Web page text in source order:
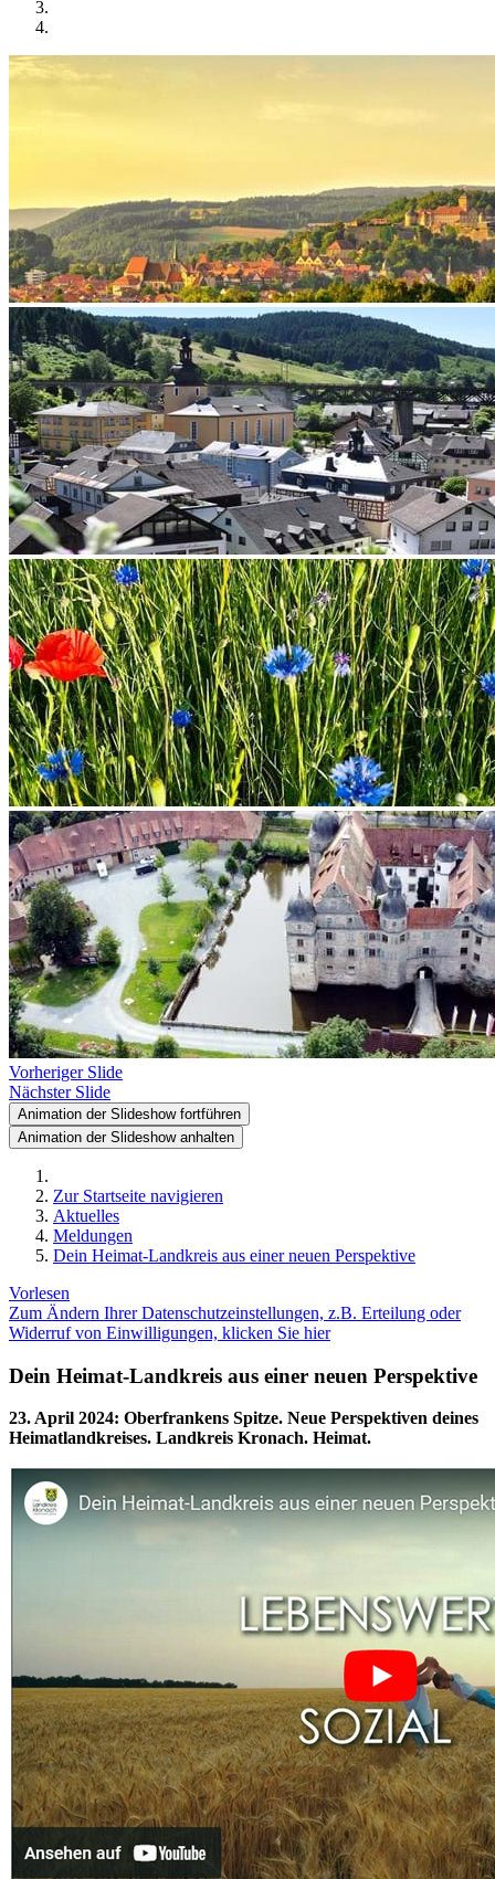
Vorheriger Slide
Nächster Slide
Animation der Slideshow fortführen
Animation der Slideshow anhalten
Zur Startseite navigieren
Aktuelles
Meldungen
Dein Heimat-Landkreis aus einer neuen Perspektive
Vorlesen
Zum Ändern Ihrer Datenschutzeinstellungen, z.B. Erteilung oder
Widerruf von Einwilligungen, klicken Sie hier
Dein Heimat-Landkreis aus einer neuen Perspektive
23. April 2024: Oberfrankens Spitze. Neue Perspektiven deines
Heimatlandkreises. Landkreis Kronach. Heimat.